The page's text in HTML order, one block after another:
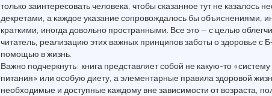
только заинтересовать человека, чтобы сказанное тут не казалось
декретами, а каждое указание сопровождалось бы объяснениями,
краткими, иногда довольно пространными. Все это — с целью
читатель, реализацию этих важных принципов заботы о здоровье с
помощью в жизнь.
Важно подчеркнуть: книга представляет собой не какую-то «систему
питания» или особую диету, а элементарные правила здоровой
необходимые и доступные каждому вне зависимости от возраста,